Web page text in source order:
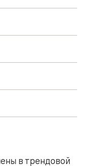
в трендовой